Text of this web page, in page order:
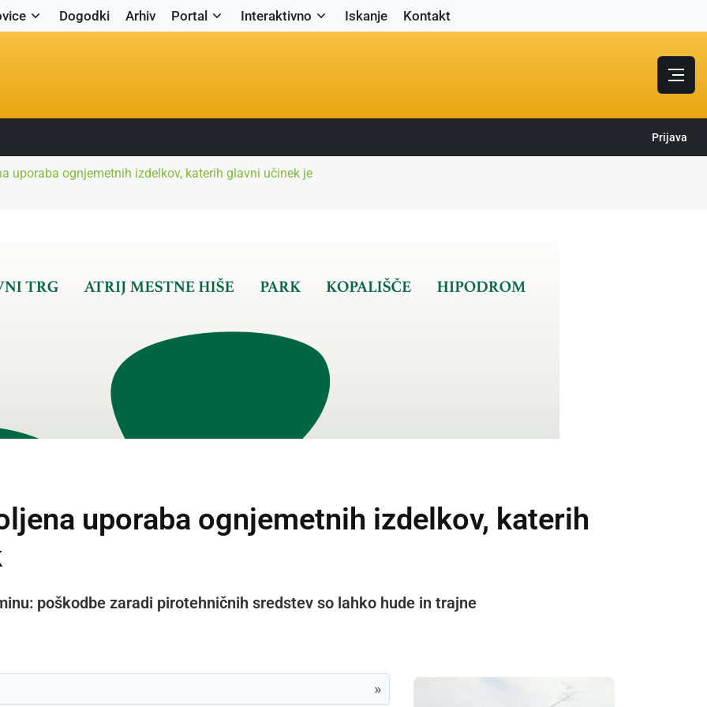
Dogodki Arhiv Portal Interaktivno Iskanje Kontakt
Prijava
uporaba ognjemetnih izdelkov, katerih glavni učinek je
uporaba ognjemetnih izdelkov, katerih
poškodbe zaradi pirotehničnih sredstev so lahko hude in trajne
»